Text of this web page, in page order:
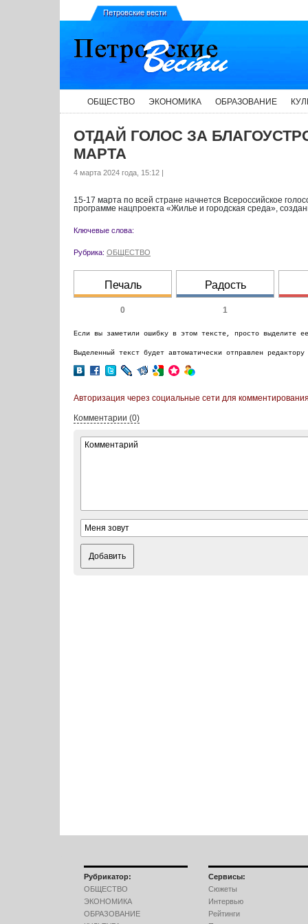
Петровские вести
ОБЩЕСТВО ЭКОНОМИКА ОБРАЗОВАНИЕ
ОТДАЙ ГОЛОС ЗА
МАРТА
4 марта 2024 года, 15:12 |
15-17 марта по всей стране начнется Всероссийское
программе нацпроекта «Жилье и городская среда»,
Ключевые слова:
Рубрика: ОБЩЕСТВО
Печаль
0
Радость
1
Если вы заметили ошибку в этом тексте, просто выделите
Выделенный текст будет автоматически отправлен редактору
Авторизация через социальные сети для
Комментарии (0)
Добавить
Рубрикатор:
ОБЩЕСТВО
ЭКОНОМИКА
ОБРАЗОВАНИЕ
Сервисы:
Сюжеты
Интервью
Рейтинги